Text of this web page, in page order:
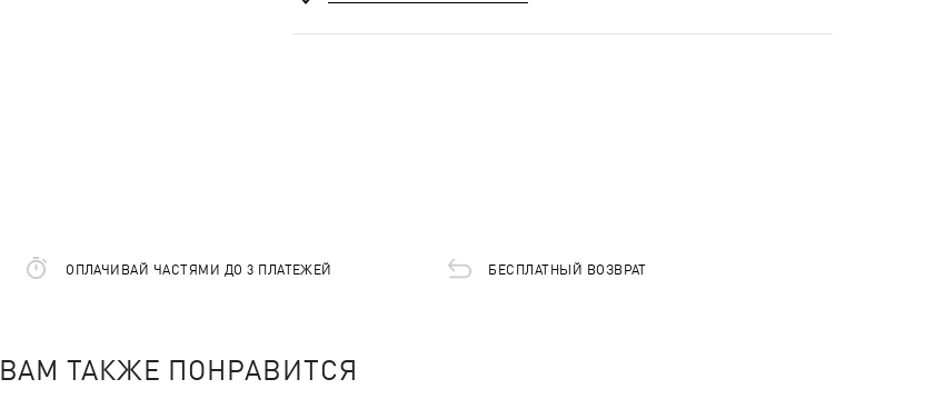
ОПЛАЧИВАЙ ЧАСТЯМИ ДО 3 ПЛАТЕЖЕЙ БЕСПЛАТНЫЙ ВОЗВРАТ
ВАМ ТАКЖЕ ПОНРАВИТСЯ